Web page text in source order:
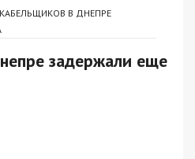
КАБЕЛЬЩИКОВ В ДНЕПРЕ
задержали еще